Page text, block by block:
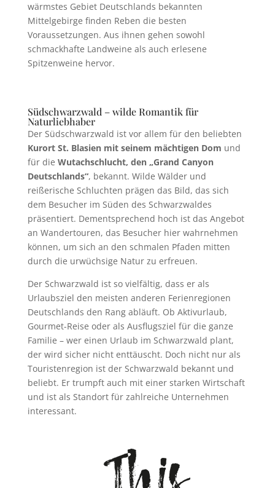
wärmstes Gebiet Deutschlands bekannten
Mittelgebirge finden Reben die besten
Voraussetzungen. Aus ihnen gehen sowohl
schmackhafte Landweine als auch erlesene
Spitzenweine hervor.
Südschwarzwald – wilde Romantik für
Naturliebhaber
Der Südschwarzwald ist vor allem für den beliebten
Kurort St. Blasien mit seinem mächtigen Dom und
für die Wutachschlucht, den „Grand Canyon
Deutschlands“, bekannt. Wilde Wälder und
reißerische Schluchten prägen das Bild, das sich
dem Besucher im Süden des Schwarzwaldes
präsentiert. Dementsprechend hoch ist das Angebot
an Wandertouren, das Besucher hier wahrnehmen
können, um sich an den schmalen Pfaden mitten
durch die urwüchsige Natur zu erfreuen.
Der Schwarzwald ist so vielfältig, dass er als
Urlaubsziel den meisten anderen Ferienregionen
Deutschlands den Rang abläuft. Ob Aktivurlaub,
Gourmet-Reise oder als Ausflugsziel für die ganze
Familie – wer einen Urlaub im Schwarzwald plant,
der wird sicher nicht enttäuscht. Doch nicht nur als
Touristenregion ist der Schwarzwald bekannt und
beliebt. Er trumpft auch mit einer starken Wirtschaft
und ist als Standort für zahlreiche Unternehmen
interessant.